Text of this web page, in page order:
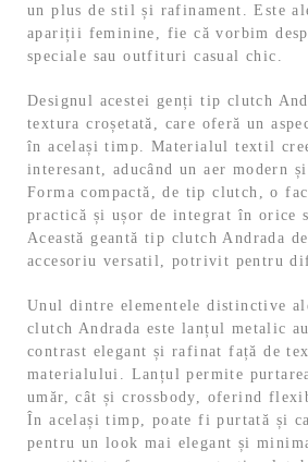
un plus de stil și rafinament. Este
apariții feminine, fie că vorbim
speciale sau outfituri casual chic.
Designul acestei genți tip clutch
textura croșetată, care oferă un
în același timp. Materialul textil
interesant, aducând un aer modern
Forma compactă, de tip clutch, o
practică și ușor de integrat în orice
Această geantă tip clutch Andrada
accesoriu versatil, potrivit pentru
Unul dintre elementele distinctive
clutch Andrada este lanțul metalic
contrast elegant și rafinat față de
materialului. Lanțul permite
umăr, cât și crossbody, oferind
În același timp, poate fi purtată și
pentru un look mai elegant și